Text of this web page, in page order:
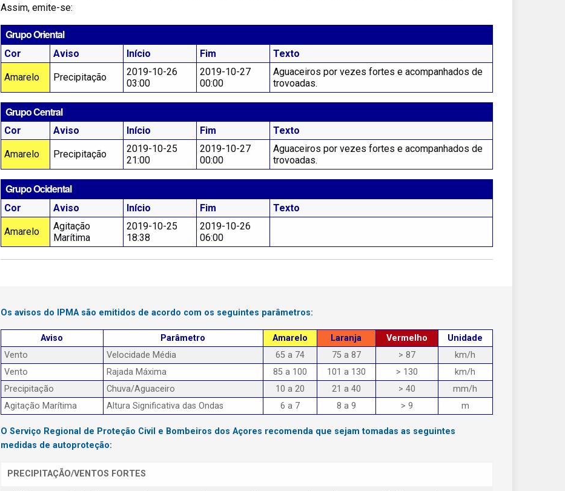
Assim, emite-se:
Grupo Oriental
Cor Aviso Início Fim Texto
Amarelo Precipitação
2019-10-26
03:00
2019-10-27
00:00
Aguaceiros por vezes fortes e acompanhados de
trovoadas.
Grupo Central
Cor Aviso Início Fim Texto
Amarelo Precipitação
2019-10-25
21:00
2019-10-27
00:00
Aguaceiros por vezes fortes e acompanhados de
trovoadas.
Grupo Ocidental
Cor Aviso Início Fim Texto
Amarelo
Agitação
Marítima
2019-10-25
18:38
2019-10-26
06:00
Os avisos do IPMA são emitidos de acordo com os seguintes parâmetros:
Aviso Parâmetro Amarelo Laranja Vermelho
Unidade
Vento
Velocidade Média 65 a 74 75 a 87 > 87
km/h
Vento
Rajada Máxima 85 a 100 101 a 130 > 130
km/h
Precipitação
Chuva/Aguaceiro 10 a 20 21 a 40 > 40
mm/h
Agitação Marítima
Altura Significativa das Ondas 6 a 7 8 a 9 > 9 m
O Serviço Regional de Proteção Civil e Bombeiros dos Açores recomenda que sejam tomadas as seguintes
medidas de autoproteção:
PRECIPITAÇÃO/VENTOS FORTES